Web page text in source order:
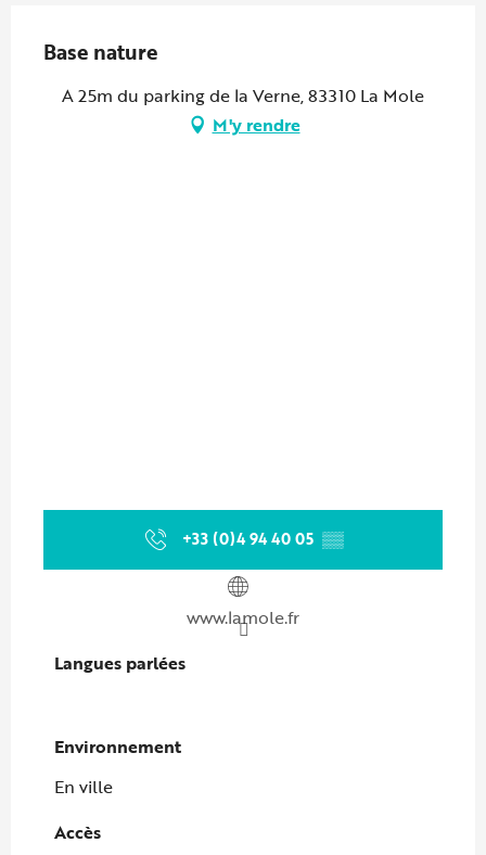
Base nature
A 25m du parking de la Verne, 83310 La Mole
M'y rendre
+33 (0)4 94 40 05 ▒▒
www.lamole.fr
Langues parlées
Langues parlées
Environnement
Environnement
En ville
Accès
Accès